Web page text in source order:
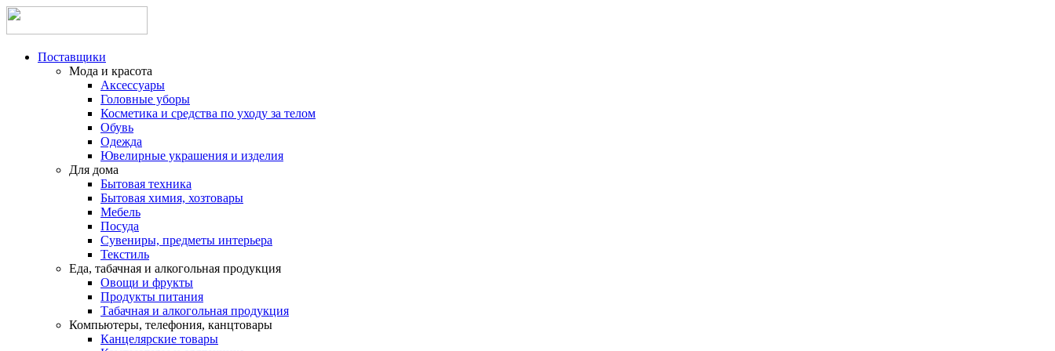
Поставщики
Мода и красота
Аксессуары
Головные уборы
Косметика и средства по уходу за телом
Обувь
Одежда
Ювелирные украшения и изделия
Для дома
Бытовая техника
Бытовая химия, хозтовары
Мебель
Посуда
Сувениры, предметы интерьера
Текстиль
Еда, табачная и алкогольная продукция
Овощи и фрукты
Продукты питания
Табачная и алкогольная продукция
Компьютеры, телефония, канцтовары
Канцелярские товары